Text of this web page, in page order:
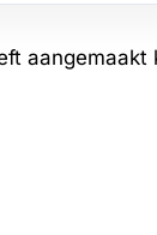
aangemaakt